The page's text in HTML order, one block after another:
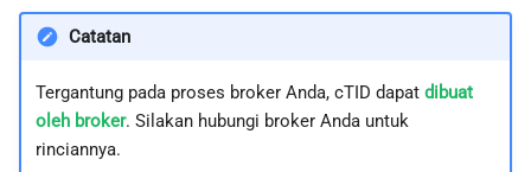
Catatan
Tergantung pada proses broker Anda, cTID dapat dibuat
oleh broker. Silakan hubungi broker Anda untuk
rinciannya.